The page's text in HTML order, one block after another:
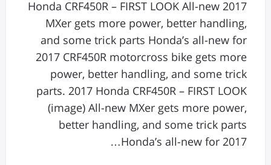
2017 Honda CRF450R – FIRST LOOK All-new
MXer gets more power, better handling,
and some trick parts Honda’s all-new for
2017 CRF450R motorcross bike gets more
power, better handling, and some trick
parts. 2017 Honda CRF450R – FIRST LOOK
(image) All-new MXer gets more power,
better handling, and some trick parts
Honda’s all-new for 2017…